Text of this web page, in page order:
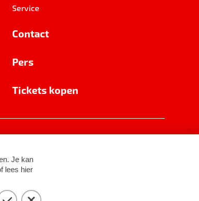
Service
Contact
Pers
Tickets kopen